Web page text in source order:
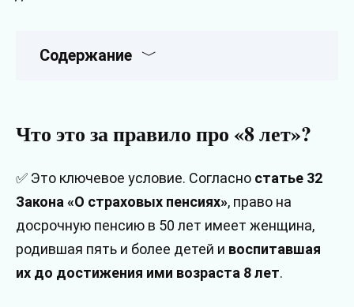
Содержание
Что это за правило про «8 лет»?
✅ Это ключевое условие. Согласно статье 32
Закона «О страховых пенсиях», право на
досрочную пенсию в 50 лет имеет женщина,
родившая пять и более детей и воспитавшая
их до достижения ими возраста 8 лет.